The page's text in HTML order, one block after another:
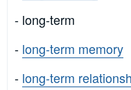
- long-term
- long-term memory
- long-term